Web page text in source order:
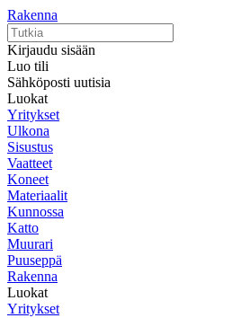
Rakenna
Kirjaudu sisään
Luo tili
Sähköposti uutisia
Luokat
Yritykset
Ulkona
Sisustus
Vaatteet
Koneet
Materiaalit
Kunnossa
Katto
Muurari
Puuseppä
Rakenna
Luokat
Yritykset